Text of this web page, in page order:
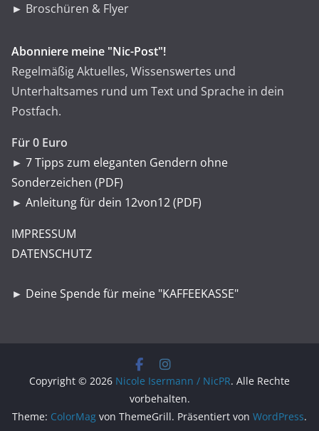
► Broschüren & Flyer
Abonniere meine "Nic-Post"!
Regelmäßig Aktuelles, Wissenswertes und
Unterhaltsames rund um Text und Sprache in dein
Postfach.
Für 0 Euro
► 7 Tipps zum eleganten Gendern ohne
Sonderzeichen (PDF)
► Anleitung für dein 12von12 (PDF)
IMPRESSUM
DATENSCHUTZ
► Deine Spende für meine "KAFFEEKASSE"
Copyright © 2026 Nicole Isermann / NicPR. Alle Rechte
vorbehalten.
Theme: ColorMag von ThemeGrill. Präsentiert von WordPress.